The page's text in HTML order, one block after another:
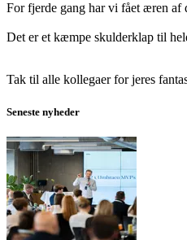
For fjerde gang har vi fået æren af
Det er et kæmpe skulderklap til
Tak til alle kollegaer for jeres
Seneste nyheder